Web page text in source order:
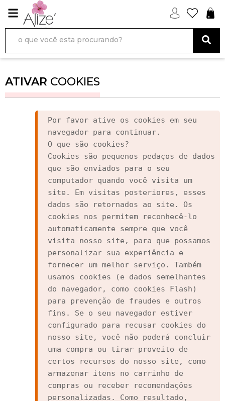
ATIVAR COOKIES
Por favor ative os cookies em seu
navegador para continuar.
O que são cookies?
Cookies são pequenos pedaços de dados
que são enviados para o seu
computador quando você visita um
site. Em visitas posteriores, esses
dados são retornados ao site. Os
cookies nos permitem reconhecê-lo
automaticamente sempre que você
visita nosso site, para que possamos
personalizar sua experiência e
fornecer um melhor serviço. Também
usamos cookies (e dados semelhantes
do navegador, como cookies Flash)
para prevenção de fraudes e outros
fins. Se o seu navegador estiver
configurado para recusar cookies do
nosso site, você não poderá concluir
uma compra ou tirar proveito de
certos recursos do nosso site, como
armazenar itens no carrinho de
compras ou receber recomendações
personalizadas. Como resultado,